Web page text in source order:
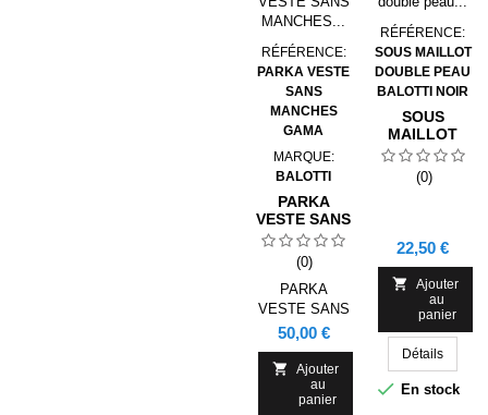
séchage facile.
RÉFÉRENCE:
PARKA VESTE
SANS
MANCHES
GAMA
MARQUE:
BALOTTI
PARKA
VESTE SANS
MANCHES
NOIR GAMA
(0)
PARKA
VESTE SANS
MANCHES
Prix
50,00 €

Ajouter
au
panier
RÉFÉRENCE:
SOUS MAILLOT
DOUBLE PEAU
BALOTTI NOIR
SOUS
MAILLOT
DOUBLE
PEAU
BALOTTI
(0)
Prix
22,50 €

Ajouter
au
panier
Détails
 En stock